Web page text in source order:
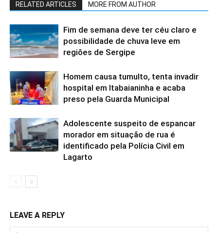
RELATED ARTICLES MORE FROM AUTHOR
Fim de semana deve ter céu claro e
possibilidade de chuva leve em
regiões de Sergipe
Homem causa tumulto, tenta invadir
hospital em Itabaianinha e acaba
preso pela Guarda Municipal
Adolescente suspeito de espancar
morador em situação de rua é
identificado pela Polícia Civil em
Lagarto
LEAVE A REPLY